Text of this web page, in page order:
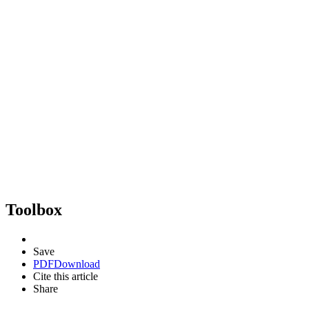
Toolbox
Save
PDFDownload
Cite this article
Share